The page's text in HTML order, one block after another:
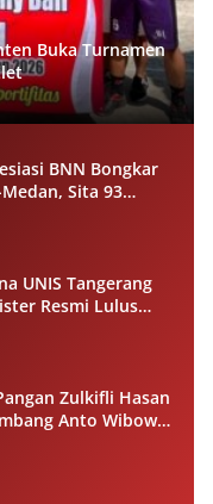
Buka Turnamen
BNN Bongkar
Sita 93
UNIS Tangerang
Resmi Lulus
Zulkifli Hasan
Anto Wibowo
kepada Warga